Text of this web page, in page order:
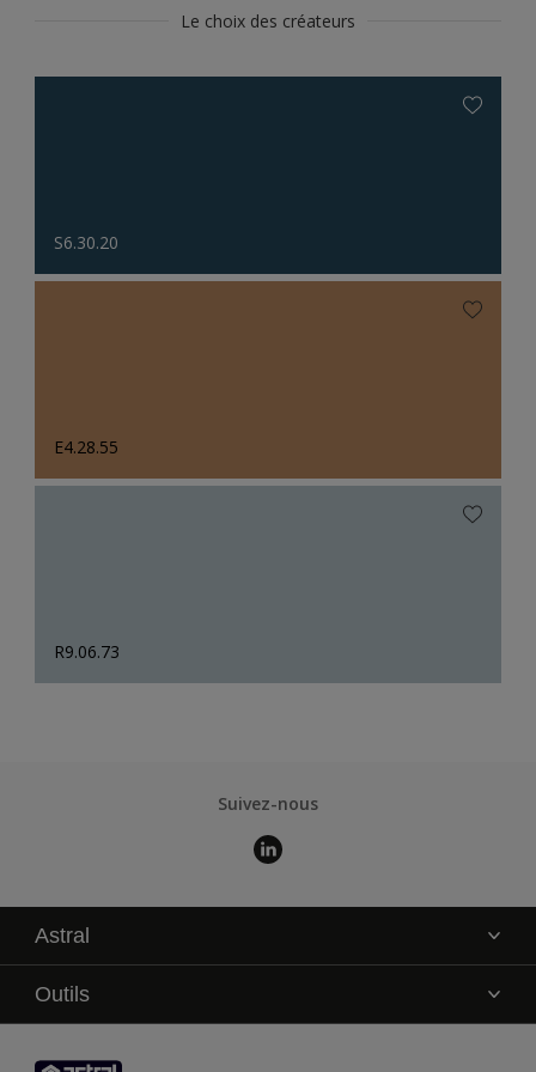
Le choix des créateurs
S6.30.20
E4.28.55
R9.06.73
Suivez-nous
Astral
La marque
Service technique
Contact
Outils